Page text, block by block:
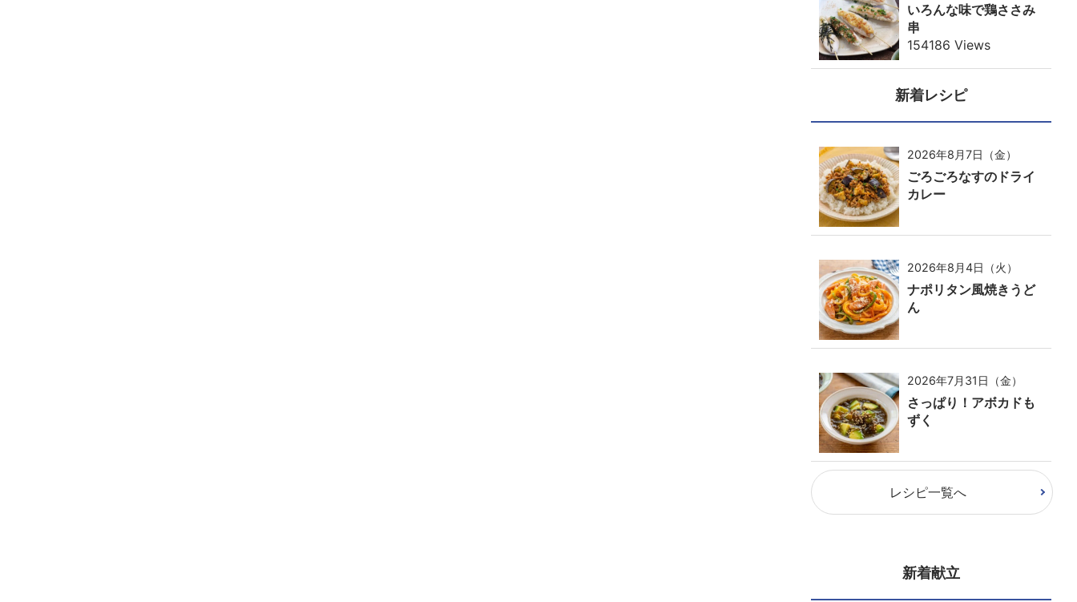
いろんな味で鶏ささみ
串
154186 Views
新着レシピ
2026年8月7日（金）
ごろごろなすのドライ
カレー
2026年8月4日（火）
ナポリタン風焼きうど
ん
2026年7月31日（金）
さっぱり！アボカドも
ずく
レシピ一覧へ
新着献立